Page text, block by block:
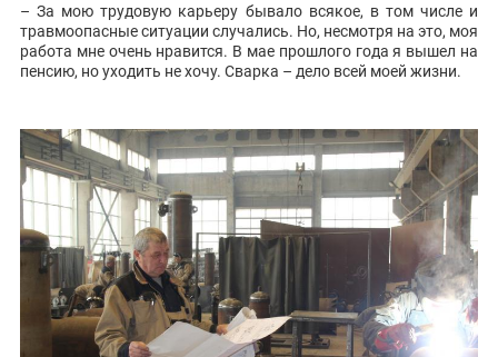
– За мою трудовую карьеру бывало всякое, в том числе и
травмоопасные ситуации случались. Но, несмотря на это, моя
работа мне очень нравится. В мае прошлого года я вышел на
пенсию, но уходить не хочу. Сварка – дело всей моей жизни.